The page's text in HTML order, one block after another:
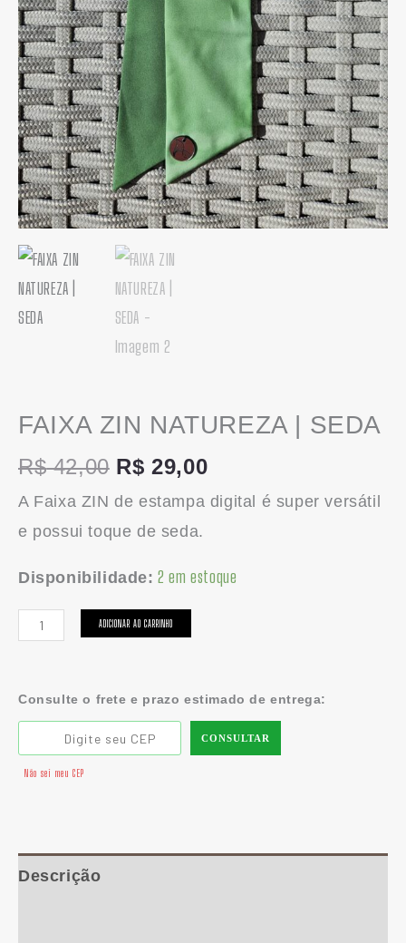
FAIXA ZIN NATUREZA | SEDA
R$42,00 R$ 29,00
A Faixa ZIN de estampa digital é super versátil
e possui toque de seda.
Disponibilidade: 2 em estoque
ADICIONAR AO CARRINHO
Consulte o frete e prazo estimado de entrega:
CONSULTAR
Não sei meu CEP
Descrição